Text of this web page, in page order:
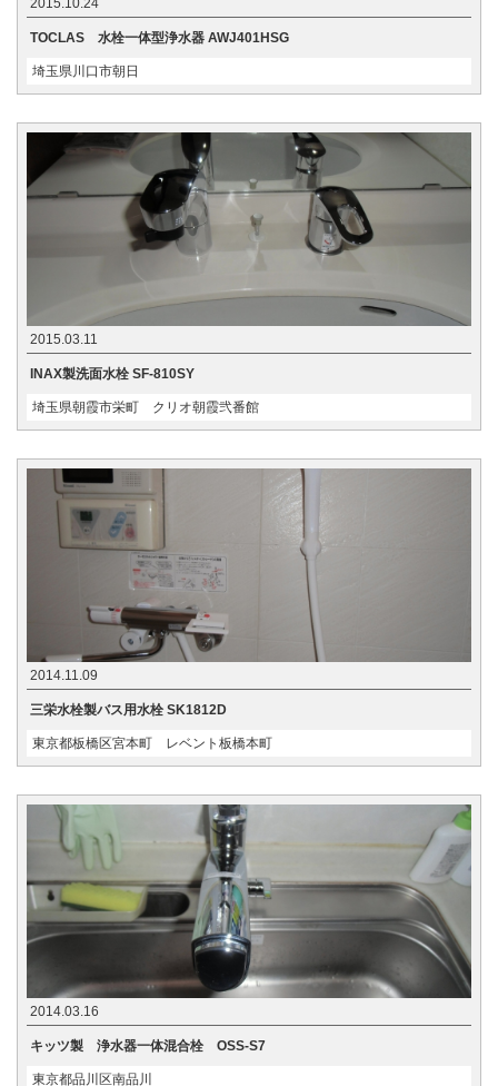
2015.10.24
TOCLAS 水栓一体型浄水器 AWJ401HSG
埼玉県川口市朝日
2015.03.11
INAX製洗面水栓 SF-810SY
埼玉県朝霞市栄町 クリオ朝霞弐番館
2014.11.09
三栄水栓製バス用水栓 SK1812D
東京都板橋区宮本町 レベント板橋本町
2014.03.16
キッツ製 浄水器一体混合栓 OSS-S7
東京都品川区南品川